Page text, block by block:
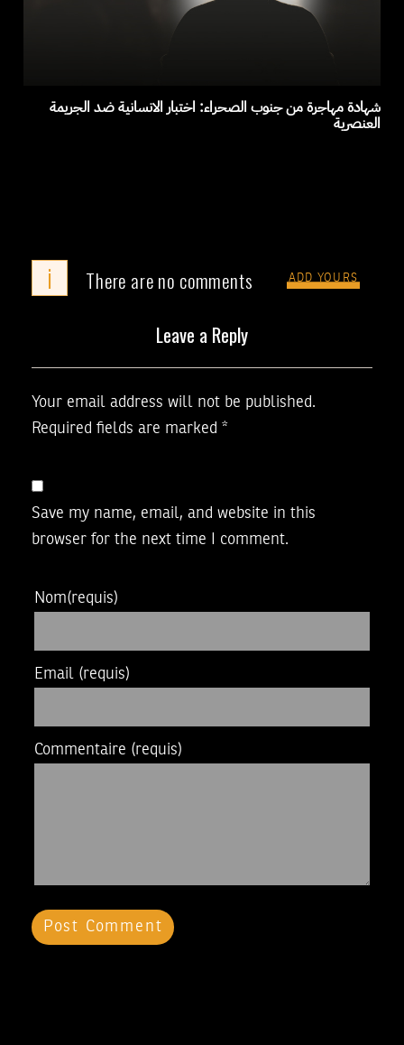
شهادة مهاجرة من جنوب الصحراء: اختبار الانسانية ضد الجريمة
العنصرية
i There are no comments ADD YOURS
Leave a Reply
Your email address will not be published.
Required fields are marked *
Save my name, email, and website in this
browser for the next time I comment.
Nom(requis)
Email (requis)
Commentaire (requis)